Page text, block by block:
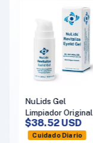
NuLids Gel
Limpiador Original
$38.52 USD
Cuidado Diario